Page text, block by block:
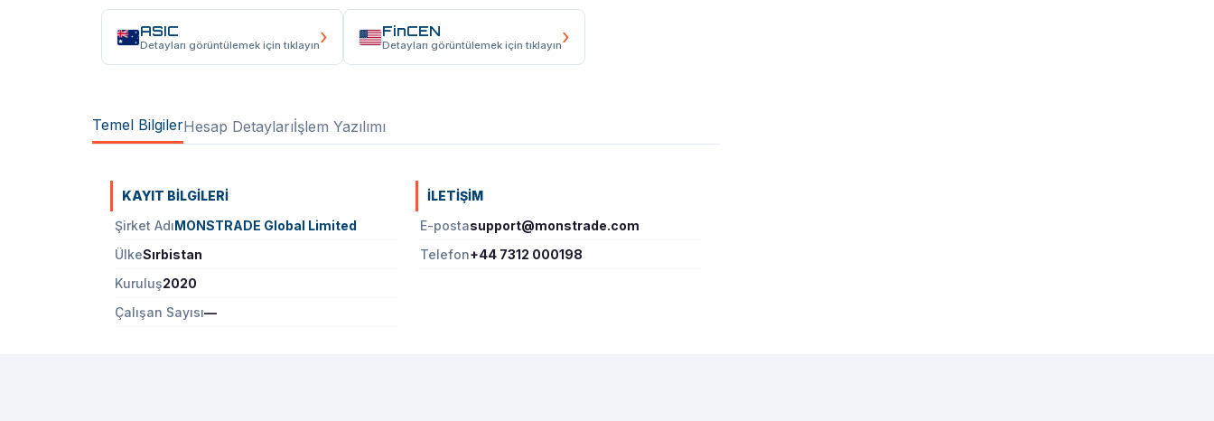
ASIC
Detayları görüntülemek için tıklayın› FinCEN
Detayları görüntülemek için tıklayın›
Temel BilgilerHesap Detaylarıİşlem Yazılımı
KAYIT BILGILERI
Şirket Adı MONSTRADE Global Limited
ÜlkeSırbistan
Kuruluş2020
Çalışan Sayısı—
İLETIŞIM
E-postasupport@monstrade.com
Telefon+44 7312 000198